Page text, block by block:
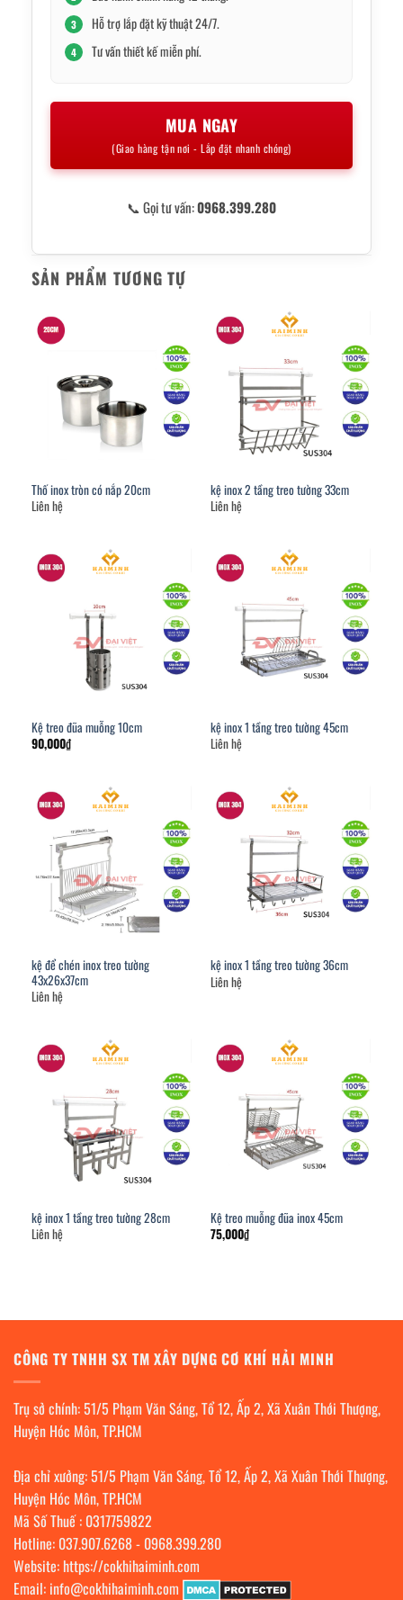
3 Hỗ trợ lắp đặt kỹ thuật 24/7.
4 Tư vấn thiết kế miễn phí.
MUA NGAY
(Giao hàng tận nơi - Lắp đặt nhanh chóng)
📞 Gọi tư vấn:0968.399.280
SẢN PHẨM TƯƠNG TỰ
Thố inox tròn có nắp 20cm
Liên hệ
kệ inox 2 tầng treo tường 33cm
Liên hệ
Kệ treo đũa muỗng 10cm
90,000₫
kệ inox 1 tầng treo tường 45cm
Liên hệ
kệ để chén inox treo tường
43x26x37cm
Liên hệ
kệ inox 1 tầng treo tường 36cm
Liên hệ
kệ inox 1 tầng treo tường 28cm
Liên hệ
Kệ treo muỗng đũa inox 45cm
75,000₫
CÔNG TY TNHH SX TM XÂY DỰNG CƠ KHÍ HẢI MINH
Trụ sở chính: 51/5 Phạm Văn Sáng, Tổ 12, Ấp 2, Xã Xuân Thới Thượng,
Huyện Hóc Môn, TP.HCM
Địa chỉ xưởng: 51/5 Phạm Văn Sáng, Tổ 12, Ấp 2, Xã Xuân Thới Thượng,
Huyện Hóc Môn, TP.HCM
Mã Số Thuế : 0317759822
Hotline: 037.907.6268- 0968.399.280
Website: https://cokhihaiminh.com
Email: info@cokhihaiminh.com